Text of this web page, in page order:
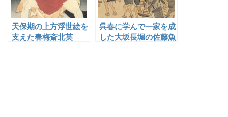
天保期の上方浮世絵を
支えた春梅斎北英
呉春に学んで一家を成
した大坂長堀の佐藤魚